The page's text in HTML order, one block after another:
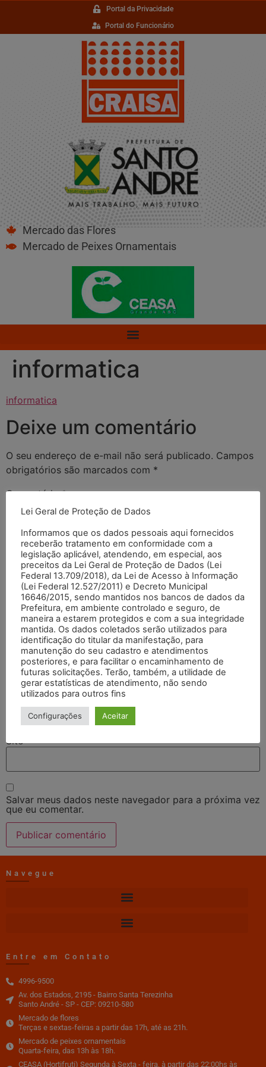
Portal da Privacidade
Portal do Funcionário
Mercado das Flores
Mercado de Peixes Ornamentais
informatica
informatica
Deixe um comentário
O seu endereço de e-mail não será publicado. Campos
obrigatórios são marcados com *
Comentário*
Nome*
E-mail*
Site
Salvar meus dados neste navegador para a próxima vez
que eu comentar.
Navegue
Entre em Contato
4996-9500
Av. dos Estados, 2195 - Bairro Santa Terezinha
Santo André - SP - CEP: 09210-580
Mercado de flores
Terças e sextas-feiras a partir das 17h, até as 21h.
Mercado de peixes ornamentais
Quarta-feira, das 13h às 18h.
CEASA (Hortifruti) Segunda à Sexta - feira, à partir das 22:00hs às
Lei Geral de Proteção de Dados
Informamos que os dados pessoais aqui fornecidos
receberão tratamento em conformidade com a
legislação aplicável, atendendo, em especial, aos
preceitos da Lei Geral de Proteção de Dados (Lei
Federal 13.709/2018), da Lei de Acesso à Informação
(Lei Federal 12.527/2011) e Decreto Municipal
16646/2015, sendo mantidos nos bancos de dados da
Prefeitura, em ambiente controlado e seguro, de
maneira a estarem protegidos e com a sua integridade
mantida. Os dados coletados serão utilizados para
identificação do titular da manifestação, para
manutenção do seu cadastro e atendimentos
posteriores, e para facilitar o encaminhamento de
futuras solicitações. Terão, também, a utilidade de
gerar estatísticas de atendimento, não sendo
utilizados para outros fins
Configurações Aceitar